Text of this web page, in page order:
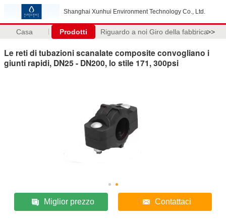
Shanghai Xunhui Environment Technology Co., Ltd.
Casa Prodotti Riguardo a noi Giro della fabbrica>>
Le reti di tubazioni scanalate composite convogliano i
giunti rapidi, DN25 - DN200, lo stile 171, 300psi
Miglior prezzo Contattaci